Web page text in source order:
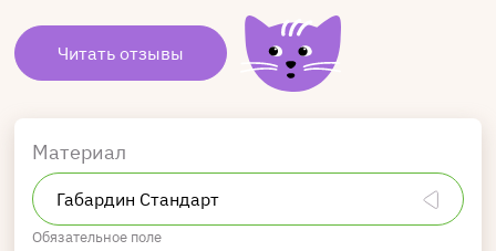
Читать отзывы
Материал
Обязательное поле